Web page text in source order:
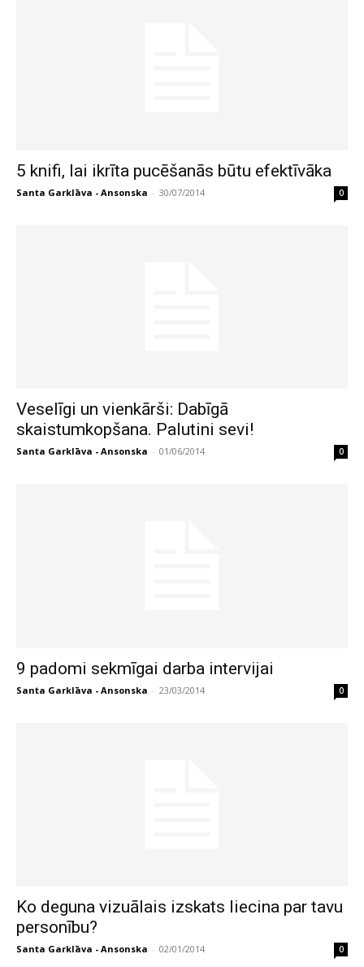
5 knifi, lai ikrīta pucēšanās būtu efektīvāka
Santa Garklāva - Ansonska - 30/07/2014 0
Veselīgi un vienkārši: Dabīgā
skaistumkopšana. Palutini sevi!
Santa Garklāva - Ansonska - 01/06/2014 0
9 padomi sekmīgai darba intervijai
Santa Garklāva - Ansonska - 23/03/2014 0
Ko deguna vizuālais izskats liecina par tavu
personību?
Santa Garklāva - Ansonska - 02/01/2014 0